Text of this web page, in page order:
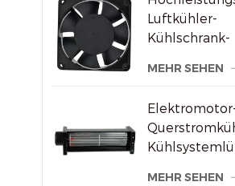
Luftkühler-
Kühlschrank-
x 120 x 38 mm
MEHR SEHEN
MEHR SEHEN